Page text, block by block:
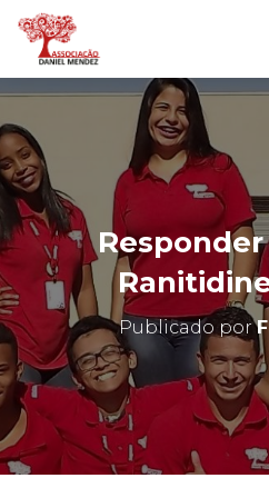
Publicado por